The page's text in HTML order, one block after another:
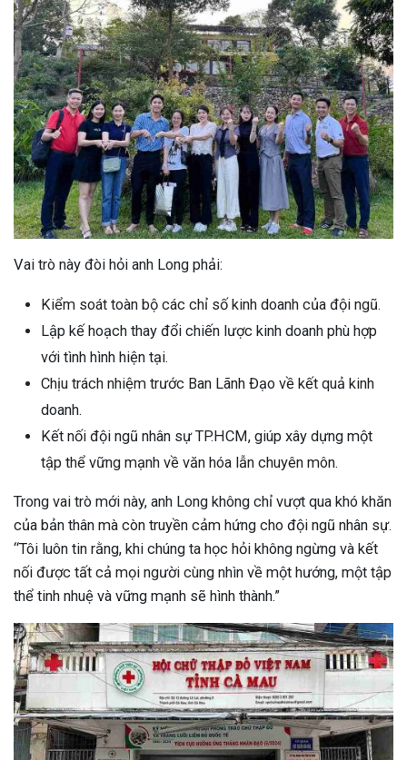
Vai trò này đòi hỏi anh Long phải:
Kiểm soát toàn bộ các chỉ số kinh doanh của đội ngũ.
Lập kế hoạch thay đổi chiến lược kinh doanh phù hợp
với tình hình hiện tại.
Chịu trách nhiệm trước Ban Lãnh Đạo về kết quả kinh
doanh.
Kết nối đội ngũ nhân sự TP.HCM, giúp xây dựng một
tập thể vững mạnh về văn hóa lẫn chuyên môn.
Trong vai trò mới này, anh Long không chỉ vượt qua khó khăn
của bản thân mà còn truyền cảm hứng cho đội ngũ nhân sự.
“Tôi luôn tin rằng, khi chúng ta học hỏi không ngừng và kết
nối được tất cả mọi người cùng nhìn về một hướng, một tập
thể tinh nhuệ và vững mạnh sẽ hình thành.”